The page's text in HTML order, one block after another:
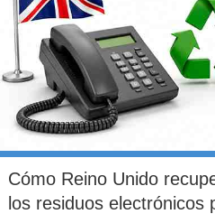
Cómo Reino Unido
los residuos electrónicos